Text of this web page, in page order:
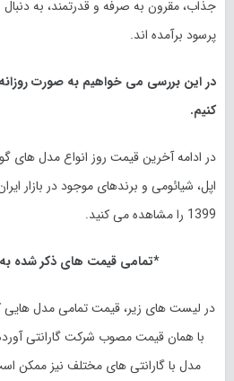
جذاب، مقرون به صرفه و قدرتمند، به دنبال
پرسود برآمده اند.
در این بررسی می خواهیم به صورت روزانه
کنیم.
در ادامه آخرین قیمت روز انواع مدل های
اپل، شیائومی و برندهای موجود در بازار
1399 را مشاهده می کنید.
*تمامی قیمت های ذکر شده
در لیست های زیر، قیمت تمامی مدل هایی
با همان قیمت مصوب شرکت گارانتی
مدل با گارانتی های مختلف نیز ممکن